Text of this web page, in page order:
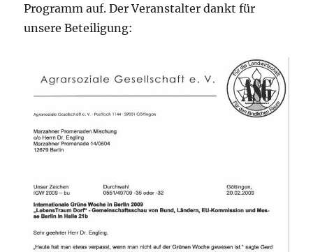
Programm auf. Der Veranstalter dankt für
unsere Beteiligung: